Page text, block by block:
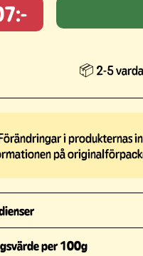
📦 2-5
i produkternas
på
per 100g